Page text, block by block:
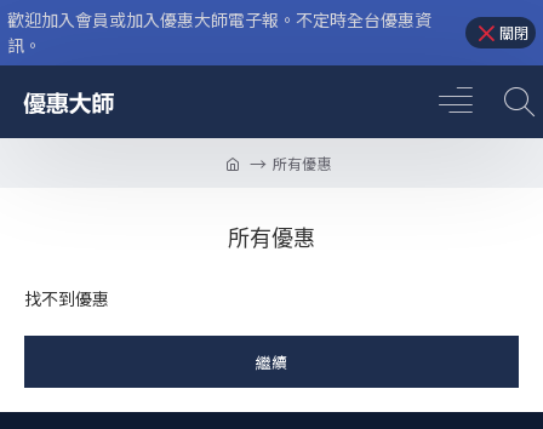
歡迎加入會員或加入優惠大師電子報。不定時全台優惠資
訊。
關閉
所有優惠
所有優惠
找不到優惠
繼續